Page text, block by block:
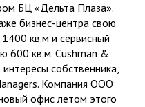
БЦ «Дельта Плаза».
бизнес-центра свою
кв.м и сервисный
600 кв.м. Cushman &
собственника,
Компания ООО
офис летом этого